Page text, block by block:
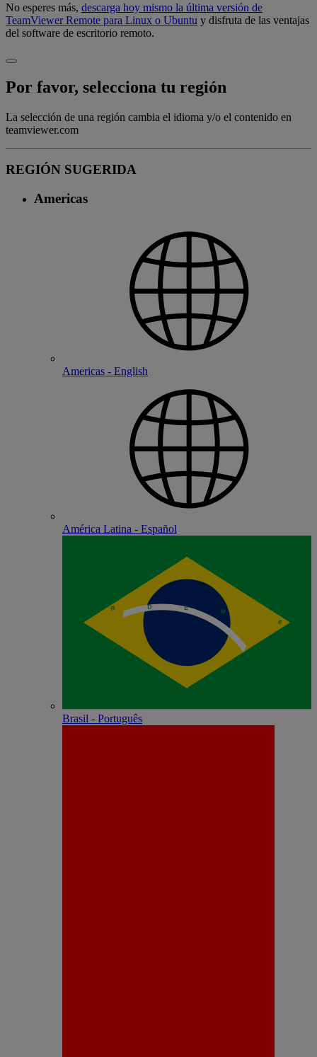
No esperes más, descarga hoy mismo la última versión de
TeamViewer Remote para Linux o Ubuntu y disfruta de las ventajas
del software de escritorio remoto.
Por favor, selecciona tu región
La selección de una región cambia el idioma y/o el contenido en
teamviewer.com
REGIÓN SUGERIDA
Americas
Americas - English
América Latina - Español
Brasil - Português